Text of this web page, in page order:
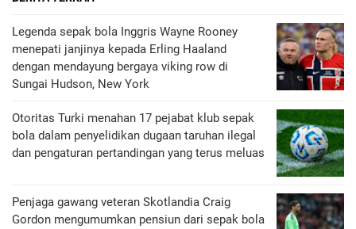
Legenda sepak bola Inggris Wayne Rooney
menepati janjinya kepada Erling Haaland
dengan mendayung bergaya viking row di
Sungai Hudson, New York
Otoritas Turki menahan 17 pejabat klub sepak
bola dalam penyelidikan dugaan taruhan ilegal
dan pengaturan pertandingan yang terus meluas
Penjaga gawang veteran Skotlandia Craig
Gordon mengumumkan pensiun dari sepak bola